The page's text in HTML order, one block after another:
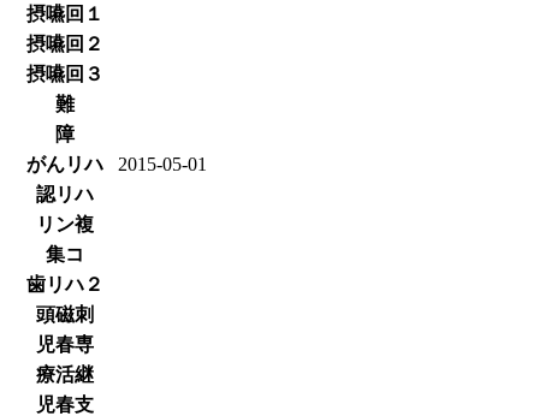
摂嚥回１
摂嚥回２
摂嚥回３
難
障
がんリハ
2015-05-01
認リハ
リン複
集コ
歯リハ２
頭磁刺
児春専
療活継
児春支